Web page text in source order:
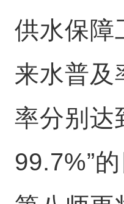
供水保障
来水普及
率分别达
99.7%”